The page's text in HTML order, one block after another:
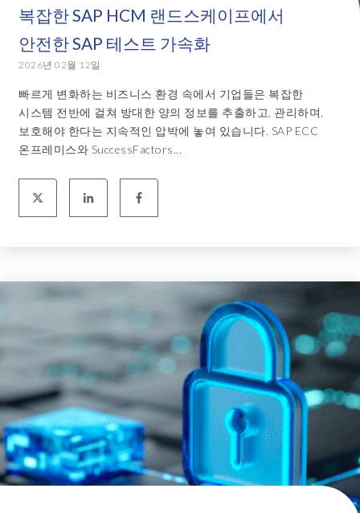
복잡한 SAP HCM 랜드스케이프에서
안전한 SAP 테스트 가속화
2026년 02월 12일
빠르게 변화하는 비즈니스 환경 속에서 기업들은 복잡한
시스템 전반에 걸쳐 방대한 양의 정보를 추출하고, 관리하며,
보호해야 한다는 지속적인 압박에 놓여 있습니다. SAP ECC
온프레미스와 SuccessFactors...